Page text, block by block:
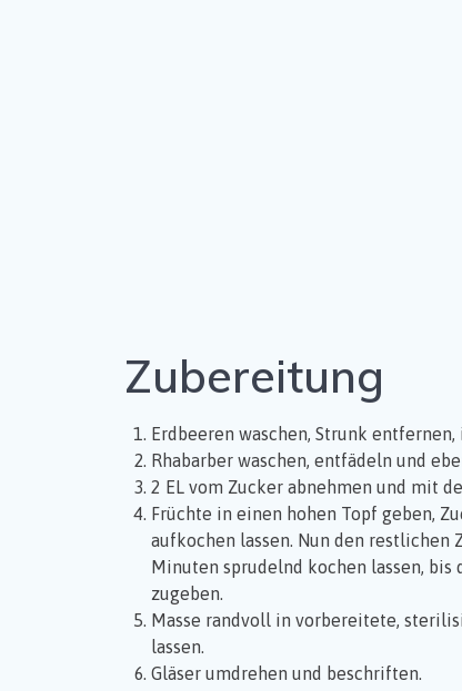
Zubereitung
Erdbeeren waschen, Strunk
Rhabarber waschen, entfädeln und
2 EL vom Zucker abnehmen und mit
Früchte in einen hohen Topf geben,
aufkochen lassen. Nun den restlichen
Minuten sprudelnd kochen lassen,
zugeben.
Masse randvoll in vorbereitete,
lassen.
Gläser umdrehen und beschriften.